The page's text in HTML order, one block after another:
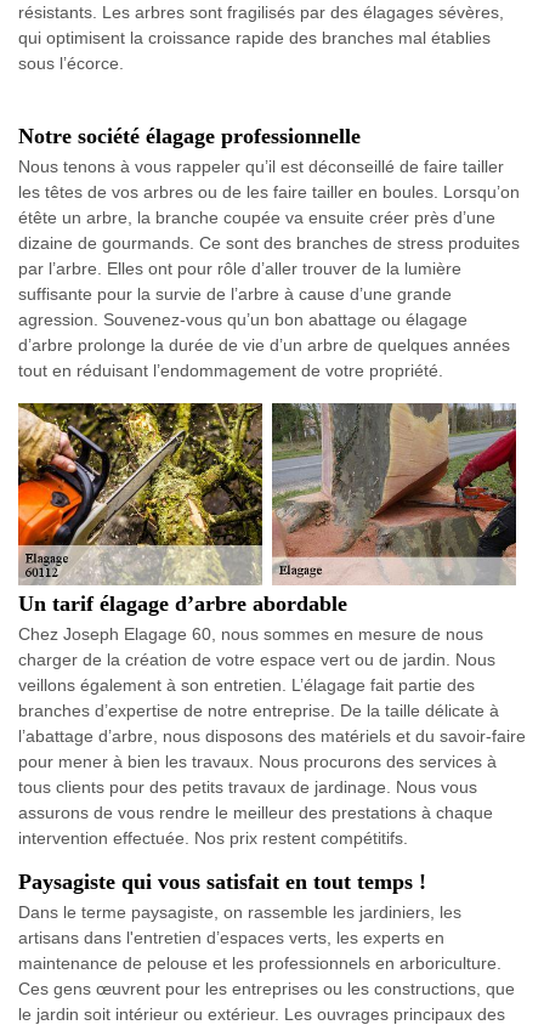
résistants. Les arbres sont fragilisés par des élagages sévères,
qui optimisent la croissance rapide des branches mal établies
sous l’écorce.
Notre société élagage professionnelle
Nous tenons à vous rappeler qu’il est déconseillé de faire tailler
les têtes de vos arbres ou de les faire tailler en boules. Lorsqu’on
étête un arbre, la branche coupée va ensuite créer près d’une
dizaine de gourmands. Ce sont des branches de stress produites
par l’arbre. Elles ont pour rôle d’aller trouver de la lumière
suffisante pour la survie de l’arbre à cause d’une grande
agression. Souvenez-vous qu’un bon abattage ou élagage
d’arbre prolonge la durée de vie d’un arbre de quelques années
tout en réduisant l’endommagement de votre propriété.
Un tarif élagage d’arbre abordable
Chez Joseph Elagage 60, nous sommes en mesure de nous
charger de la création de votre espace vert ou de jardin. Nous
veillons également à son entretien. L’élagage fait partie des
branches d’expertise de notre entreprise. De la taille délicate à
l’abattage d’arbre, nous disposons des matériels et du savoir-faire
pour mener à bien les travaux. Nous procurons des services à
tous clients pour des petits travaux de jardinage. Nous vous
assurons de vous rendre le meilleur des prestations à chaque
intervention effectuée. Nos prix restent compétitifs.
Paysagiste qui vous satisfait en tout temps !
Dans le terme paysagiste, on rassemble les jardiniers, les
artisans dans l'entretien d’espaces verts, les experts en
maintenance de pelouse et les professionnels en arboriculture.
Ces gens œuvrent pour les entreprises ou les constructions, que
le jardin soit intérieur ou extérieur. Les ouvrages principaux des